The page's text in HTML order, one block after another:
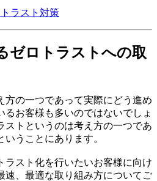
ラスト対策
ゼロトラストへの取
方の一つであって実際にどう進め
るお客様も多いのではないでしょ
ストというのは考え方の一つであ
うことにあります。
ラスト化を行いたいお客様に向け
速、最適な取り組み方についてご